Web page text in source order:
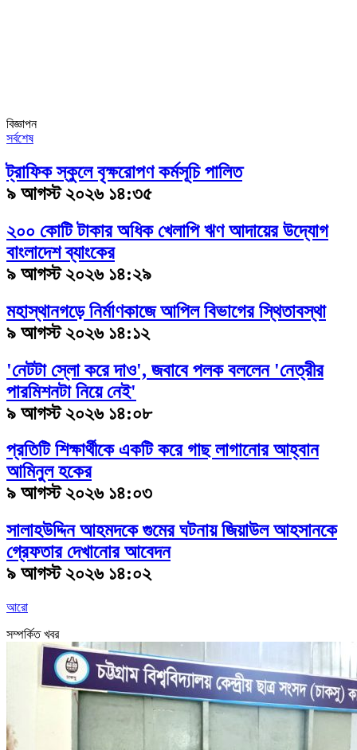
বিজ্ঞাপন
সর্বশেষ
ট্রাফিক স্কুলে বৃক্ষরোপণ কর্মসূচি পালিত
৯ আগস্ট ২০২৬ ১৪:৩৫
২০০ কোটি টাকার অধিক খেলাপি ঋণ আদায়ের উদ্যোগ
বাংলাদেশ ব্যাংকের
৯ আগস্ট ২০২৬ ১৪:২৯
মহাস্থানগড়ে নির্মাণকাজে আপিল বিভাগের স্থিতাবস্থা
৯ আগস্ট ২০২৬ ১৪:১২
'নেটটা স্লো করে দাও', জবাবে পলক বললেন 'নেত্রীর
পারমিশনটা নিয়ে নেই'
৯ আগস্ট ২০২৬ ১৪:০৮
প্রতিটি শিক্ষার্থীকে একটি করে গাছ লাগানোর আহ্বান
আমিনুল হকের
৯ আগস্ট ২০২৬ ১৪:০৩
সালাহউদ্দিন আহমদকে গুমের ঘটনায় জিয়াউল আহসানকে
গ্রেফতার দেখানোর আবেদন
৯ আগস্ট ২০২৬ ১৪:০২
আরো
সম্পর্কিত খবর